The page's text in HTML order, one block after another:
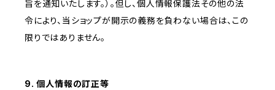
旨を通知いたします。）。但し、個人情報保護法その他の法
令により、当ショップが開示の義務を負わない場合は、この
限りではありません。
9. 個人情報の訂正等